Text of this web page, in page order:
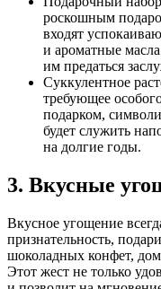
роскошным
входят
и ароматные
им предаться
Суккулентное
требующее
подарком,
будет служить
на долгие годы.
3. Вкусные
Вкусное угощение
признательность,
шоколадных конфет,
Этот жест не только